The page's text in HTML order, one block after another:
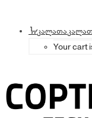
კალათა
Your cart